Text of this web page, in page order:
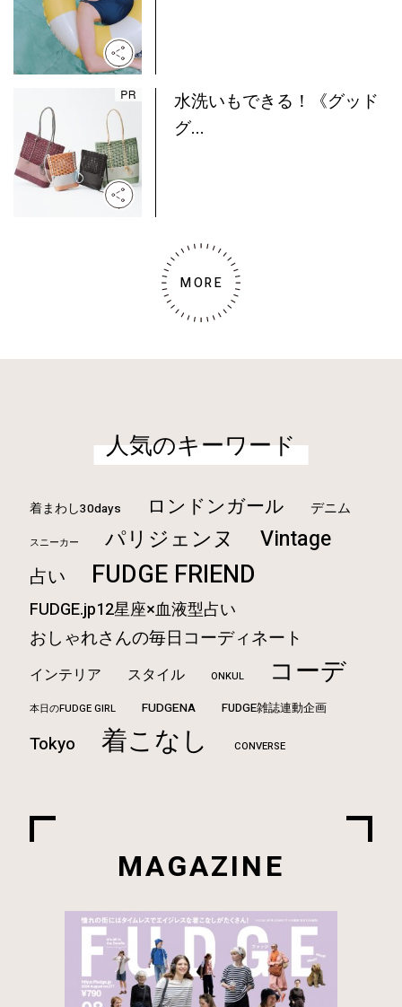
水洗いもできる！《グッド
グ...
MORE
人気のキーワード
着まわし30days ロンドンガール デニム
スニーカー パリジェンヌ Vintage
占い FUDGE FRIEND
FUDGE.jp12星座×血液型占い
おしゃれさんの毎日コーディネート
インテリア スタイル ONKUL コーデ
本日のFUDGE GIRL FUDGENA FUDGE雑誌連動企画
Tokyo 着こなし CONVERSE
MAGAZINE